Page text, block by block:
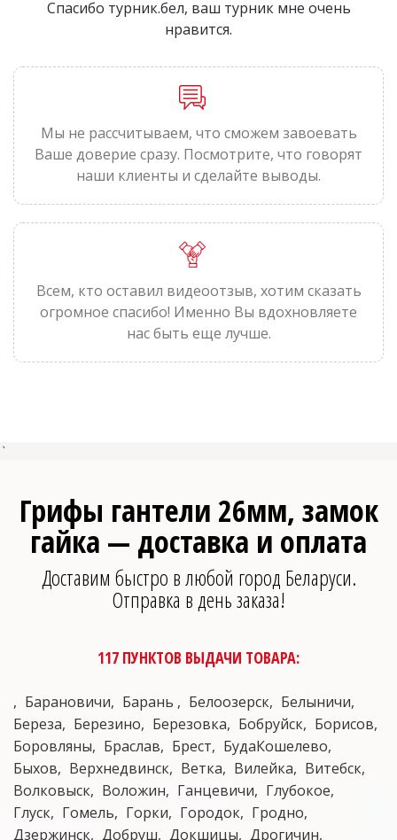
Мы не рассчитываем, что сможем завоевать
Ваше доверие сразу. Посмотрите, что говорят
наши клиенты и сделайте выводы.
Всем, кто оставил видеоотзыв, хотим сказать
огромное спасибо! Именно Вы вдохновляете
нас быть еще лучше.
Спасибо турник.бел, ваш турник мне очень
нравится.
`
Грифы гантели 26мм, замок
гайка — доставка и оплата
Доставим быстро в любой город Беларуси.
Отправка в день заказа!
117 ПУНКТОВ ВЫДАЧИ ТОВАРА:
Барановичи Барань Белоозерск
Белыничи
Береза
Березино Березовка Бобруйск
Борисов
Боровляны
Браслав Брест
БудаКошелево
Быхов
Верхнедвинск Ветка Вилейка
Витебск
Волковыск
Воложин Ганцевичи
Глубокое
Глуск
Гомель Горки Городок
Гродно
Дзержинск Добруш Докшицы
Дрогичин